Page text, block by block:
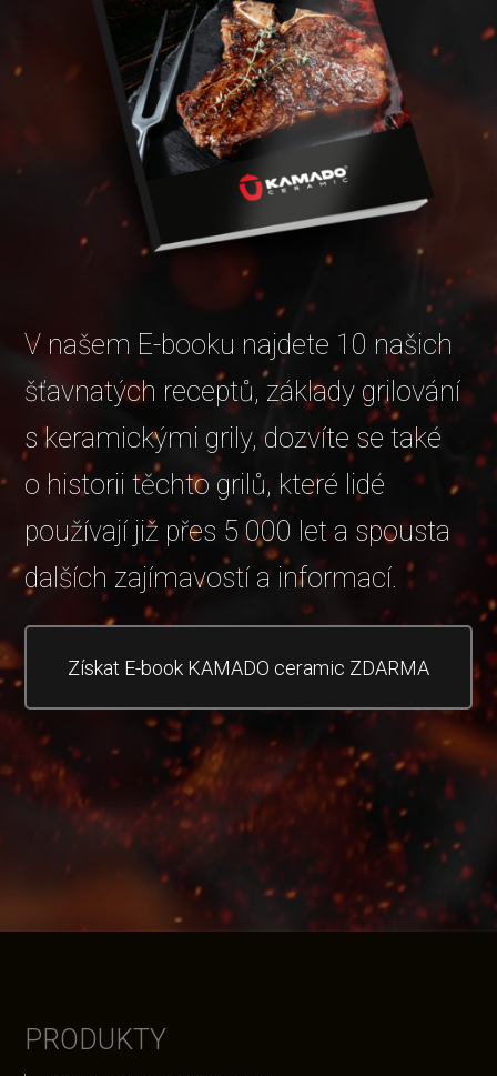
V našem E-booku najdete 10 našich
šťavnatých receptů, základy grilování
s keramickými grily, dozvíte se také
o historii těchto grilů, které lidé
používají již přes 5 000 let a spousta
dalších zajímavostí a informací.
Získat E-book KAMADO ceramic ZDARMA
PRODUKTY